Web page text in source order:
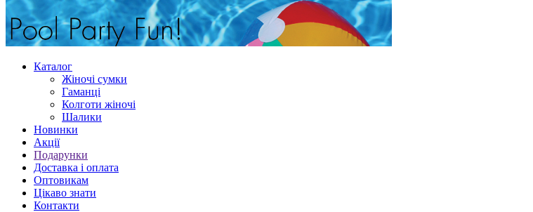
Каталог
Жіночі сумки
Гаманці
Колготи жіночі
Шалики
Новинки
Акції
Подарунки
Доставка і оплата
Оптовикам
Цікаво знати
Контакти